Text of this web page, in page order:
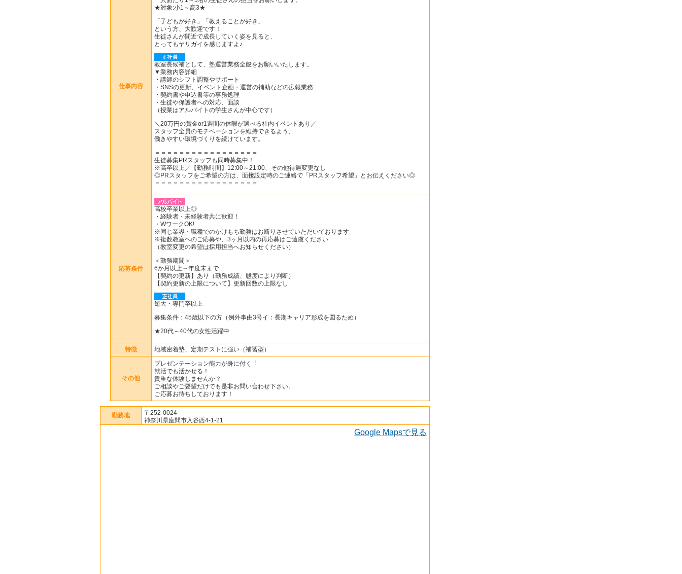
仕事内容
★対象:小1～高3★
「子どもが好き」「教えることが好き」
という方、大歓迎です！
生徒さんが間近で成長していく姿を見ると、
とってもヤリガイを感じますよ♪
教室長候補として、塾運営業務全般をお願いいたします。
▼業務内容詳細
・講師のシフト調整やサポート
・SNSの更新、イベント企画・運営の補助などの広報業務
・契約書や申込書等の事務処理
・生徒や保護者への対応、面談
（授業はアルバイトの学生さんが中心です）
＼20万円の賞金or1週間の休暇が選べる社内イベントあり／
スタッフ全員のモチベーションを維持できるよう、
働きやすい環境づくりを続けています。
＝＝＝＝＝＝＝＝＝＝＝＝＝＝＝＝＝
生徒募集PRスタッフも同時募集中！
※高卒以上／【勤務時間】12:00～21:00、その他待遇変更なし
◎PRスタッフをご希望の方は、面接設定時のご連絡で「PRスタッフ希望」とお伝えください◎
＝＝＝＝＝＝＝＝＝＝＝＝＝＝＝＝＝
応募条件
高校卒業以上◎
・経験者・未経験者共に歓迎！
・WワークOK!
※同じ業界・職種でのかけもち勤務はお断りさせていただいております
※複数教室へのご応募や、3ヶ月以内の再応募はご遠慮ください
（教室変更の希望は採用担当へお知らせください）
＜勤務期間＞
6か月以上～年度末まで
【契約の更新】あり（勤務成績、態度により判断）
【契約更新の上限について】更新回数の上限なし
短大・専門卒以上
募集条件：45歳以下の方（例外事由3号イ：長期キャリア形成を図るため）
★20代～40代の女性活躍中
特徴 地域密着塾、定期テストに強い（補習型）
その他
プレゼンテーション能力が身に付く︕
就活でも活かせる！
貴重な体験しませんか？
ご相談やご要望だけでも是非お問い合わせ下さい。
ご応募お待ちしております！
勤務地
〒252-0024
神奈川県座間市入谷西4-1-21
Google Mapsで見る